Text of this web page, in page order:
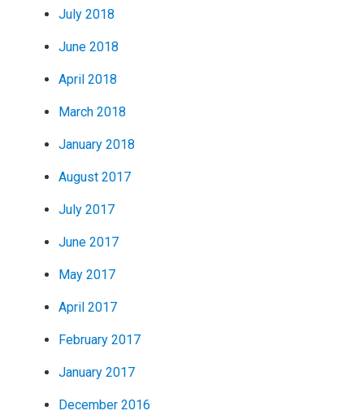
July 2018
June 2018
April 2018
March 2018
January 2018
August 2017
July 2017
June 2017
May 2017
April 2017
February 2017
January 2017
December 2016